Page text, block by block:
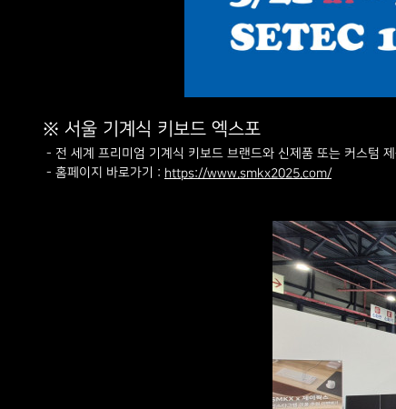
※ 서울 기계식 키보드 엑스포
- 전 세계 프리미엄 기계식 키보드 브랜드와 신제품 또는 커스텀
- 홈페이지 바로가기 : https://www.smkx2025.com/